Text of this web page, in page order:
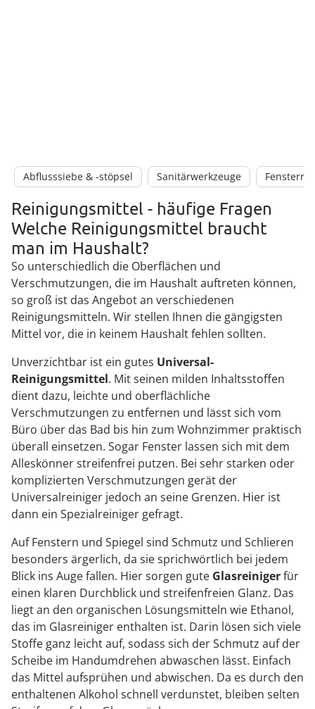
Abflusssiebe & -stöpsel Sanitärwerkzeuge
Reinigungsmittel - häufige Fragen
Welche Reinigungsmittel braucht
man im Haushalt?
So unterschiedlich die Oberflächen und
Verschmutzungen, die im Haushalt auftreten können,
so groß ist das Angebot an verschiedenen
Reinigungsmitteln. Wir stellen Ihnen die gängigsten
Mittel vor, die in keinem Haushalt fehlen sollten.
Unverzichtbar ist ein gutes Universal-
Reinigungsmittel. Mit seinen milden Inhaltsstoffen
dient dazu, leichte und oberflächliche
Verschmutzungen zu entfernen und lässt sich vom
Büro über das Bad bis hin zum Wohnzimmer praktisch
überall einsetzen. Sogar Fenster lassen sich mit dem
Alleskönner streifenfrei putzen. Bei sehr starken oder
komplizierten Verschmutzungen gerät der
Universalreiniger jedoch an seine Grenzen. Hier ist
dann ein Spezialreiniger gefragt.
Auf Fenstern und Spiegel sind Schmutz und Schlieren
besonders ärgerlich, da sie sprichwörtlich bei jedem
Blick ins Auge fallen. Hier sorgen gute Glasreinigerfür
einen klaren Durchblick und streifenfreien Glanz. Das
liegt an den organischen Lösungsmitteln wie Ethanol,
das im Glasreiniger enthalten ist. Darin lösen sich viele
Stoffe ganz leicht auf, sodass sich der Schmutz auf der
Scheibe im Handumdrehen abwaschen lässt. Einfach
das Mittel aufsprühen und abwischen. Da es durch den
enthaltenen Alkohol schnell verdunstet, bleiben selten